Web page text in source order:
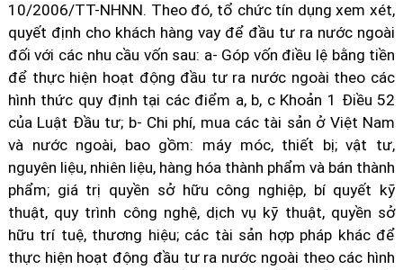
10/2006/TT-NHNN. Theo đó, tổ chức tín dụng xem xét,
quyết định cho khách hàng vay để đầu tư ra nước ngoài
đối với các nhu cầu vốn sau: a- Góp vốn điều lệ bằng tiền
để thực hiện hoạt động đầu tư ra nước ngoài theo các
hình thức quy định tại các điểm a, b, c Khoản 1 Điều 52
của Luật Đầu tư; b- Chi phí, mua các tài sản ở Việt Nam
và nước ngoài, bao gồm: máy móc, thiết bị; vật tư,
nguyên liệu, nhiên liệu, hàng hóa thành phẩm và bán thành
phẩm; giá trị quyền sở hữu công nghiệp, bí quyết kỹ
thuật, quy trình công nghệ, dịch vụ kỹ thuật, quyền sở
hữu trí tuệ, thương hiệu; các tài sản hợp pháp khác để
thực hiện hoạt động đầu tư ra nước ngoài theo các hình